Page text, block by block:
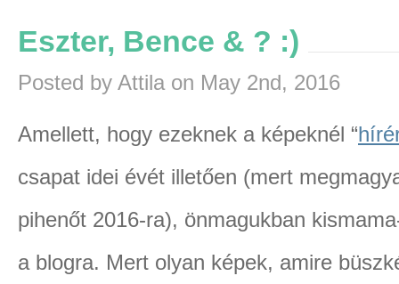
Eszter, Bence & ? :)
Posted by Attila on May 2nd, 2016
Amellett, hogy ezeknek a képeknél “
csapat idei évét illetően (mert
pihenőt 2016-ra), önmagukban
a blogra. Mert olyan képek, amire